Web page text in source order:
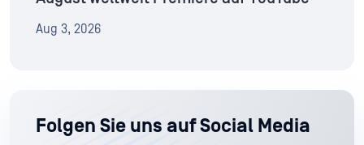
Aug 3, 2026
Folgen Sie uns auf Social Media